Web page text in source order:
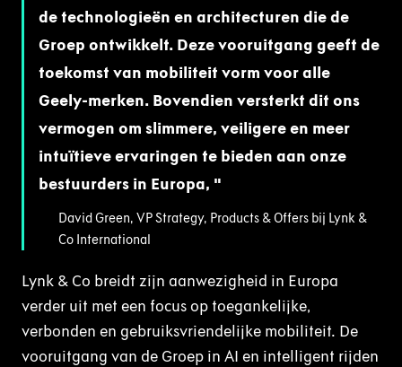
de technologieën en architecturen die de
Groep ontwikkelt. Deze vooruitgang geeft de
toekomst van mobiliteit vorm voor alle
Geely-merken. Bovendien versterkt dit ons
vermogen om slimmere, veiligere en meer
intuïtieve ervaringen te bieden aan onze
bestuurders in Europa,
David Green, VP Strategy, Products & Offers bij Lynk &
Co International
Lynk & Co breidt zijn aanwezigheid in Europa
verder uit met een focus op toegankelijke,
verbonden en gebruiksvriendelijke mobiliteit. De
vooruitgang van de Groep in AI en intelligent rijden